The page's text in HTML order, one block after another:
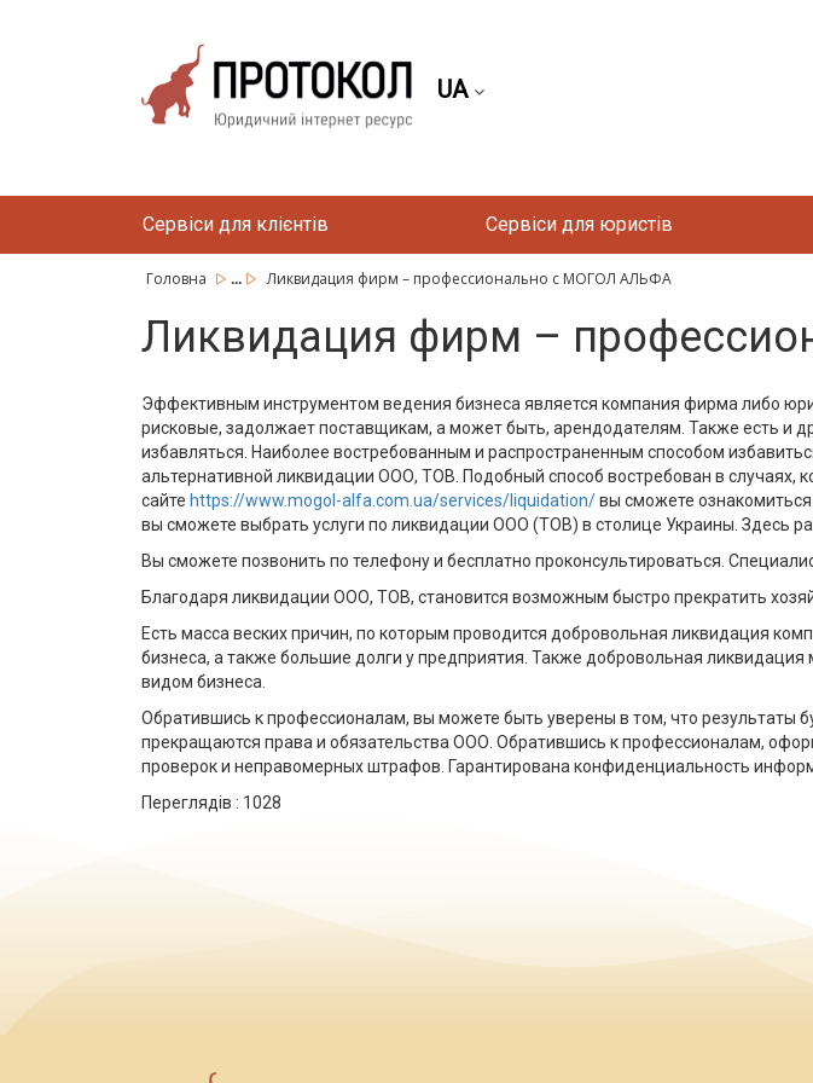
UA
Сервіси для клієнтів Сервіси для юристів
Головна ... Ликвидация фирм – профессионально с МОГОЛ АЛЬФА
Ликвидация фирм –
Эффективным инструментом ведения бизнеса является компания фирма либо
рисковые, задолжает поставщикам, а может быть, арендодателям. Также есть и
избавляться. Наиболее востребованным и распространенным способом
альтернативной ликвидации ООО, ТОВ. Подобный способ востребован в
сайте https://www.mogol-alfa.com.ua/services/liquidation/вы сможете
вы сможете выбрать услуги по ликвидации ООО (ТОВ) в столице Украины. Здесь
Вы сможете позвонить по телефону и бесплатно проконсультироваться.
Благодаря ликвидации ООО, ТОВ, становится возможным быстро прекратить
Есть масса веских причин, по которым проводится добровольная ликвидация
бизнеса, а также большие долги у предприятия. Также добровольная
видом бизнеса.
Обратившись к профессионалам, вы можете быть уверены в том, что результаты
прекращаются права и обязательства ООО. Обратившись к профессионалам,
проверок и неправомерных штрафов. Гарантирована конфиденциальность
Переглядів : 1028